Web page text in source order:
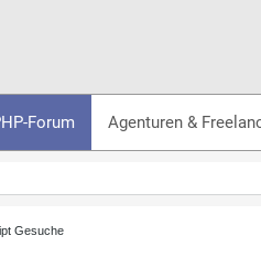
Forum Agenturen &
Gesuche